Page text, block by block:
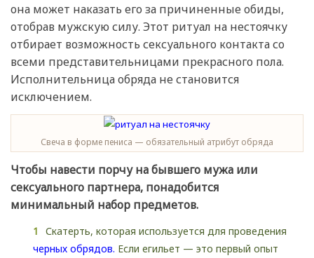
она может наказать его за причиненные обиды,
отобрав мужскую силу. Этот ритуал на нестоячку
отбирает возможность сексуального контакта со
всеми представительницами прекрасного пола.
Исполнительница обряда не становится
исключением.
Свеча в форме пениса — обязательный атрибут обряда
Чтобы навести порчу на бывшего мужа или
сексуального партнера, понадобится
минимальный набор предметов.
Скатерть, которая используется для проведения
черных обрядов. Если егильет — это первый опыт